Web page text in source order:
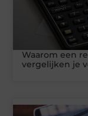
Waarom een
vergelijken je